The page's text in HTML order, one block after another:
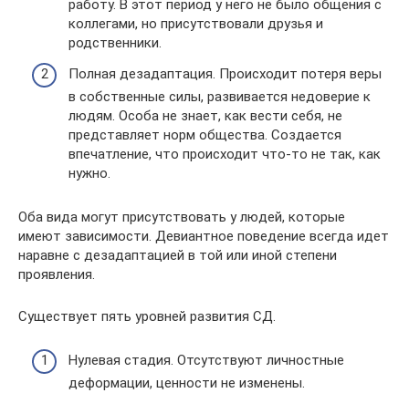
работу. В этот период у него не было общения с
коллегами, но присутствовали друзья и
родственники.
Полная дезадаптация. Происходит потеря веры
в собственные силы, развивается недоверие к
людям. Особа не знает, как вести себя, не
представляет норм общества. Создается
впечатление, что происходит что-то не так, как
нужно.
Оба вида могут присутствовать у людей, которые
имеют зависимости. Девиантное поведение всегда идет
наравне с дезадаптацией в той или иной степени
проявления.
Существует пять уровней развития СД.
Нулевая стадия. Отсутствуют личностные
деформации, ценности не изменены.